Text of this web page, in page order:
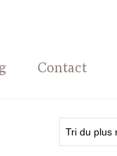
Contact